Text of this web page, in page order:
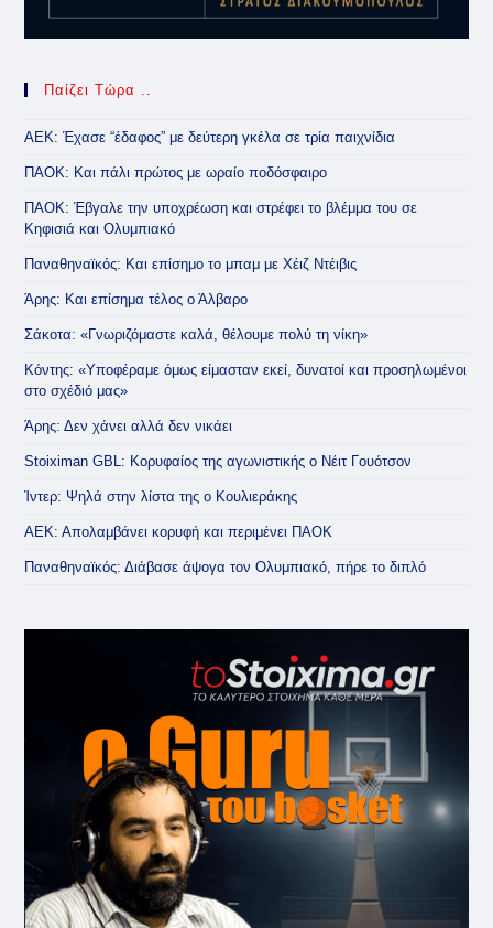
Παίζει Τώρα ..
ΑΕΚ: Έχασε “έδαφος” με δεύτερη γκέλα σε τρία παιχνίδια
ΠΑΟΚ: Και πάλι πρώτος με ωραίο ποδόσφαιρο
ΠΑΟΚ: Έβγαλε την υποχρέωση και στρέφει το βλέμμα του σε
Κηφισιά και Ολυμπιακό
Παναθηναϊκός: Και επίσημο το μπαμ με Χέιζ Ντέιβις
Άρης: Και επίσημα τέλος ο Άλβαρο
Σάκοτα: «Γνωριζόμαστε καλά, θέλουμε πολύ τη νίκη»
Κόντης: «Υποφέραμε όμως είμασταν εκεί, δυνατοί και προσηλωμένοι
στο σχέδιό μας»
Άρης: Δεν χάνει αλλά δεν νικάει
Stoiximan GBL: Κορυφαίος της αγωνιστικής ο Νέιτ Γουότσον
Ίντερ: Ψηλά στην λίστα της ο Κουλιεράκης
ΑΕΚ: Απολαμβάνει κορυφή και περιμένει ΠΑΟΚ
Παναθηναϊκός: Διάβασε άψογα τον Ολυμπιακό, πήρε το διπλό